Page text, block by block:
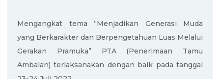
Mengangkat tema “Menjadikan Generasi Muda
yang Berkarakter dan Berpengetahuan Luas Melalui
Gerakan Pramuka” PTA (Penerimaan Tamu
Ambalan) terlaksanakan dengan baik pada tanggal